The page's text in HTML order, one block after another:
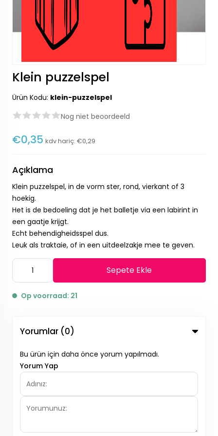
Klein puzzelspel
Ürün Kodu: klein-puzzelspel
Nog niet beoordeeld
€0,35 kdv hariç: €0,29
Açıklama
Klein puzzelspel, in de vorm ster, rond, vierkant of 3
hoekig.
Het is de bedoeling dat je het balletje via een labirint in
een gaatje krijgt.
Echt behendigheidsspel dus.
Leuk als traktaie, of in een uitdeelzakje mee te geven.
Sepete Ekle
Op voorraad: 21
Yorumlar (0)
Bu ürün için daha önce yorum yapılmadı.
Yorum Yap